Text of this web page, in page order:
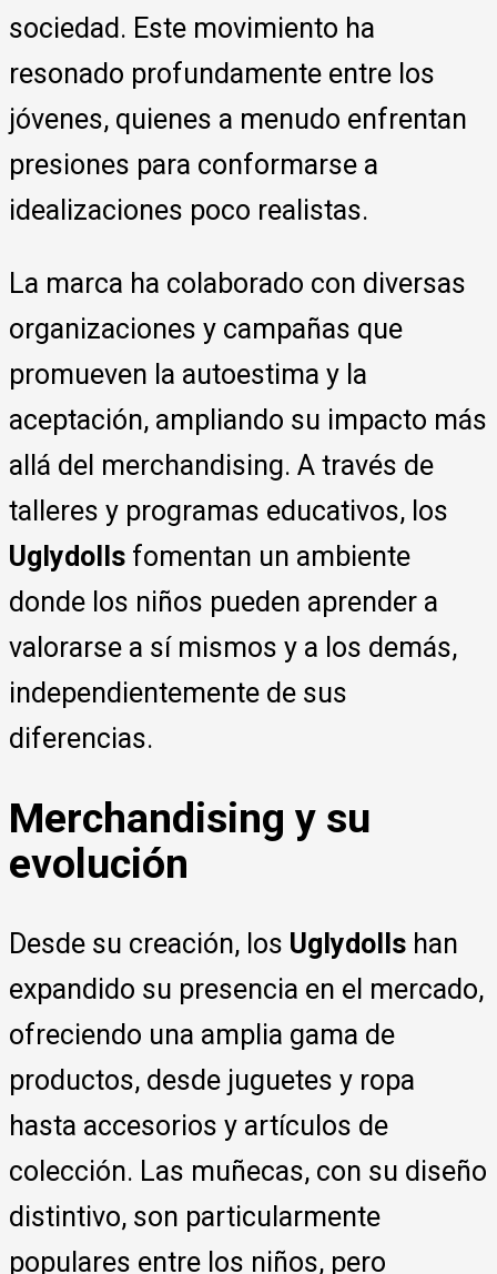
sociedad. Este movimiento ha
resonado profundamente entre los
jóvenes, quienes a menudo enfrentan
presiones para conformarse a
idealizaciones poco realistas.
La marca ha colaborado con diversas
organizaciones y campañas que
promueven la autoestima y la
aceptación, ampliando su impacto más
allá del merchandising. A través de
talleres y programas educativos, los
Uglydolls fomentan un ambiente
donde los niños pueden aprender a
valorarse a sí mismos y a los demás,
independientemente de sus
diferencias.
Merchandising y su
evolución
Desde su creación, los Uglydolls han
expandido su presencia en el mercado,
ofreciendo una amplia gama de
productos, desde juguetes y ropa
hasta accesorios y artículos de
colección. Las muñecas, con su diseño
distintivo, son particularmente
populares entre los niños, pero